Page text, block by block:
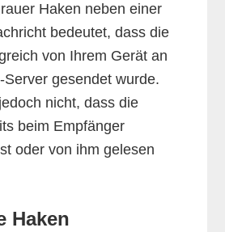
Haken neben einer
bedeutet, dass die
von Ihrem Gerät an
gesendet wurde.
nicht, dass die
beim Empfänger
oder von ihm gelesen
Haken